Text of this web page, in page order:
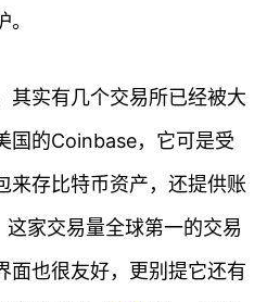
其实有几个交易所已经被大
国的Coinbase，它可是受
来存比特币资产，还提供账
这家交易量全球第一的交易
面也很友好，更别提它还有